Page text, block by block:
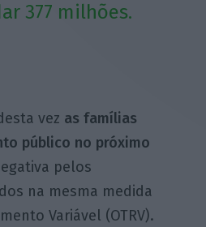
377 milhões.
vez as famílias
público no próximo
pelos
na mesma medida
Variável (OTRV).